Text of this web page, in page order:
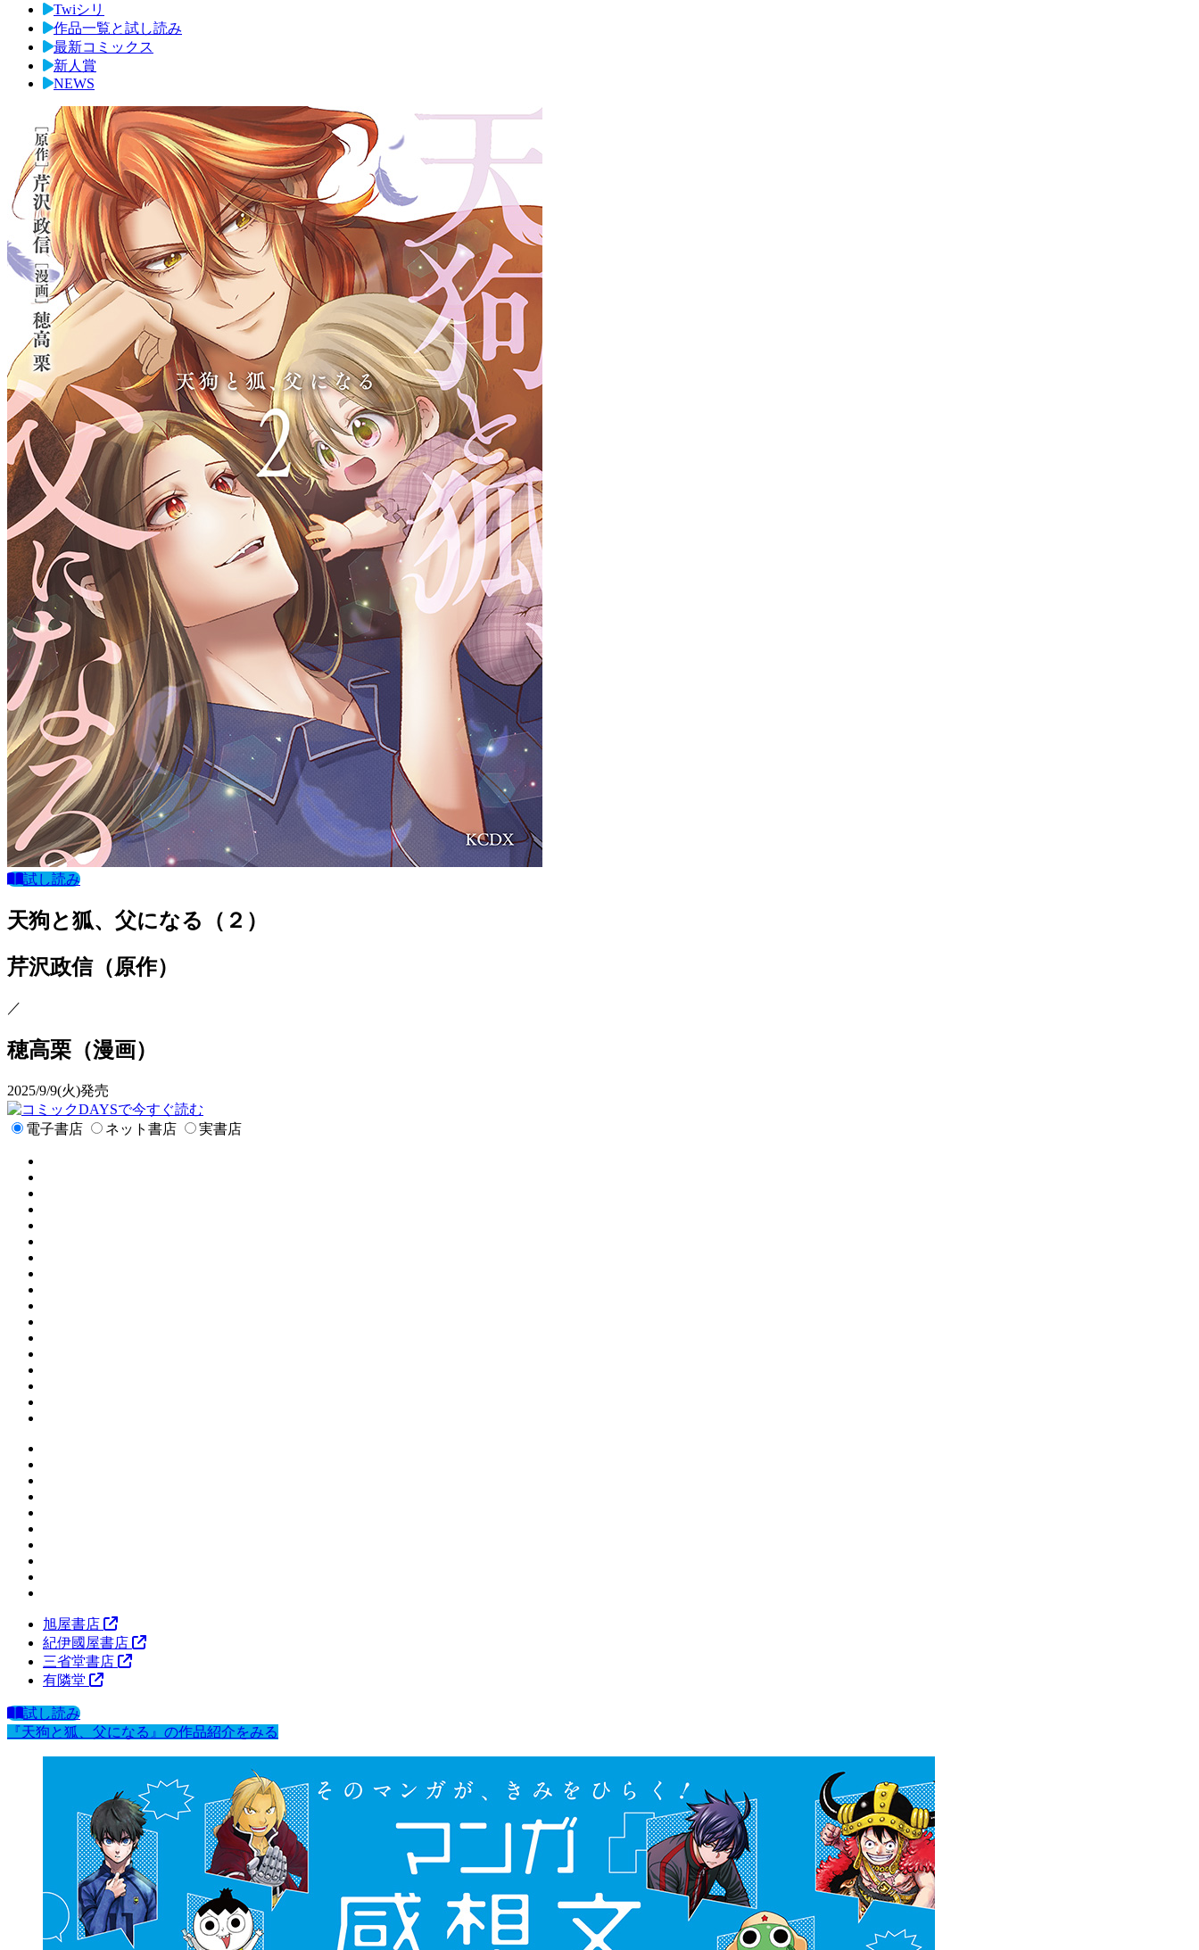
Twiシリ
作品一覧と試し読み
最新コミックス
新人賞
NEWS
試し読み
天狗と狐、父になる（２）
芹沢政信（原作）
／
穂高栗 （漫画）
2025/9/9(火)発売
で今すぐ読む
電子書店
ネット書店 実書店
旭屋書店
紀伊國屋書店
三省堂書店
有隣堂
試し読み
『天狗と狐、父になる』の作品紹介をみる